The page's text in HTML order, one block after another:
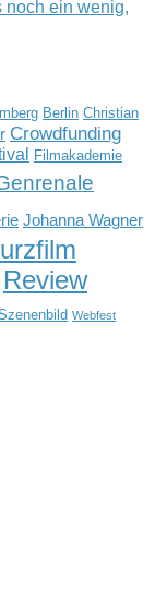
noch ein wenig,
Berlin Christian
Crowdfunding
Filmakademie
Johanna Wagner
Review
Webfest